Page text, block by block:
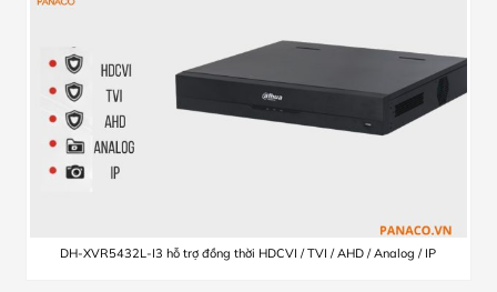
DH-XVR5432L-I3 hỗ trợ đồng thời HDCVI / TVI / AHD / Analog / IP